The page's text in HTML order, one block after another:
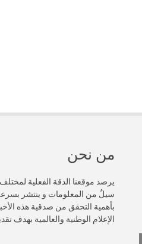
من نحن
يرصد موقعنا الدقة الفعلية
سيلٌ من المعلومات و ينتشر
الإعلام الوطنية والعالمية بهدف